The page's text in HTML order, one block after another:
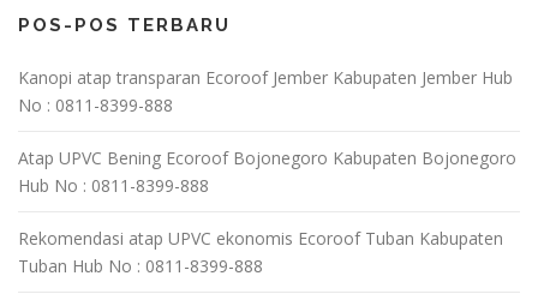
POS-POS TERBARU
Kanopi atap transparan Ecoroof Jember Kabupaten Jember Hub
No : 0811-8399-888
Atap UPVC Bening Ecoroof Bojonegoro Kabupaten Bojonegoro
Hub No : 0811-8399-888
Rekomendasi atap UPVC ekonomis Ecoroof Tuban Kabupaten
Tuban Hub No : 0811-8399-888